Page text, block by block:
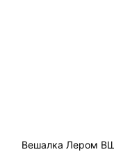
Вешалка Лером